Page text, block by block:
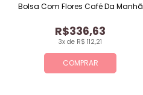
COMPRAR
3x de R$ 112,21
R$336,63
Bolsa Com Flores Café Da Manhã